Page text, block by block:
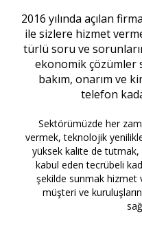
2016 yılında açılan
ile sizlere hizmet
türlü soru ve
ekonomik çözümler
bakım, onarım ve
telefon
Sektörümüzde her
vermek, teknolojik
yüksek kalite de
kabul eden tecrübeli
şekilde sunmak hizmet
müşteri ve